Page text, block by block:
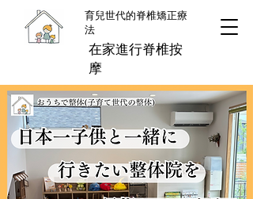
在家進行脊椎按
摩
育兒世代的脊椎矯正療
法